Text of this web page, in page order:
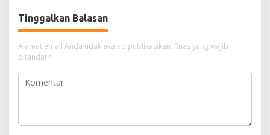
Tinggalkan Balasan
Alamat email Anda tidak akan dipublikasikan. Ruas yang wajib
ditandai *